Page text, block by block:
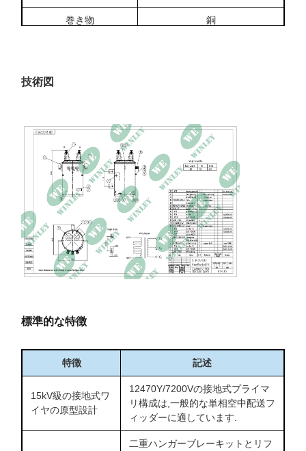
巻き物 銅
総損失 481W
阻力 3.25%
サイズ 559 × 635 × 1029mm
総重量 217kg
技術図
標準的な特徴
特徴 記述
15kV級の接地式ワ
イヤの原型設計
12470Y/7200Vの接地式プライマ
リ構成は,一般的な単相空中配送フ
ィッダーに適しています.
二重ハンガーブレーキットとリフ